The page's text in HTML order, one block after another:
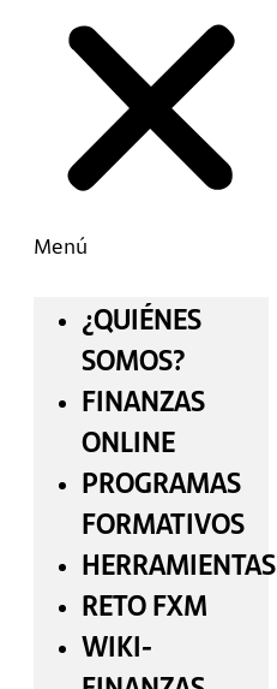
Menú
¿QUIÉNES
SOMOS?
FINANZAS
ONLINE
PROGRAMAS
FORMATIVOS
HERRAMIENTAS
RETO FXM
WIKI-